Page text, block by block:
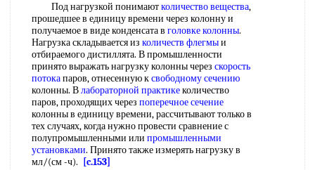
Под нагрузкой понимаютколичество вещества,
прошедшее в единицу времени через колонну и
получаемое в виде конденсата в головке колонны.
Нагрузка складывается из количеств флегмыи
отбираемого дистиллята. В промышленности
принято выражать нагрузку колонны через скорость
потокапаров, отнесенную ксвободному сечению
колонны. Влабораторной практикеколичество
паров, проходящих через поперечное сечение
колонны в единицу времени, рассчитывают только в
тех случаях, когда нужно провести сравнение с
полупромышленными или промышленными
установками. Принято также измерять нагрузку в
мл/(см -ч).
[c.153]